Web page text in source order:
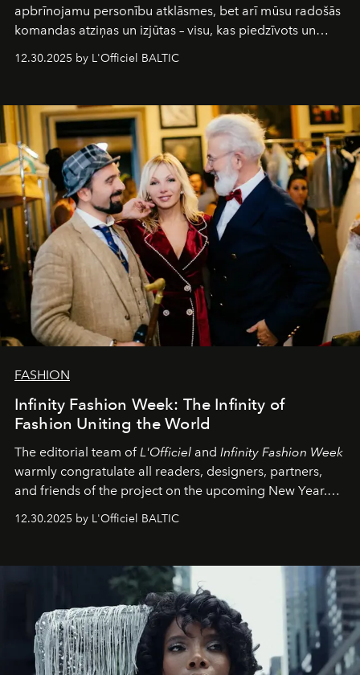
apbrīnojamu personību atklāsmes, bet arī mūsu radošās
komandas atziņas un izjūtas – visu, kas piedzīvots un
Šajā brīdī mums svarīgi pateikties visiem, kas bija kopā
sākums. Ar vissirsnīgākajiem laba vēlējumiem jūsu
L’Officiel Baltic
komanda.
12.30.2025 by L'Officiel BALTIC
FASHION
Infinity Fashion Week: The Infinity of
Fashion Uniting the World
The editorial team of L'Officiel and Infinity Fashion Week
warmly congratulate all readers, designers, partners,
and friends of the project on the upcoming New Year.
achievements.
12.30.2025 by L'Officiel BALTIC